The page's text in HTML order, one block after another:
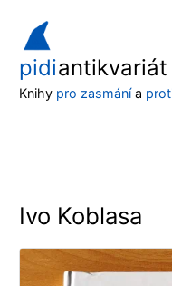
pidiantikvariát
Knihy pro zasmánía
Ivo Koblasa